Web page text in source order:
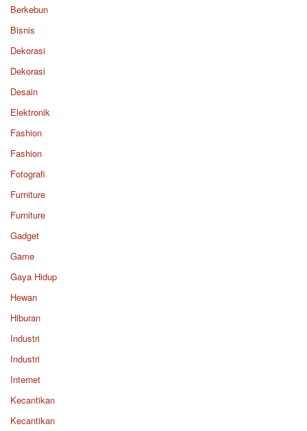
Berkebun
Bisnis
Dekorasi
Dekorasi
Desain
Elektronik
Fashion
Fashion
Fotografi
Furniture
Furniture
Gadget
Game
Gaya Hidup
Hewan
Hiburan
Industri
Industri
Internet
Kecantikan
Kecantikan